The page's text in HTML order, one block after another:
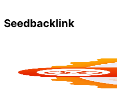
Seedbacklink